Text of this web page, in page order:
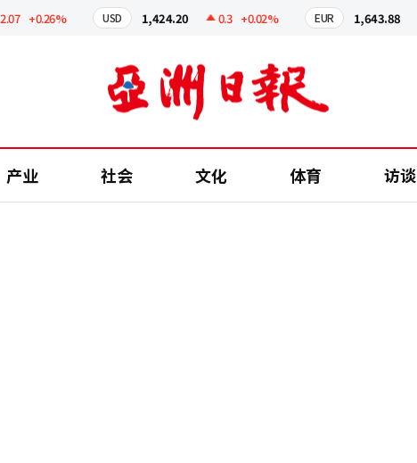
+0.26% USD 1,424.20 0.3 +0.02% EUR 1,643.88
产业 社会 文化 体育 访谈